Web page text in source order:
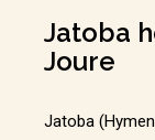
Jatoba
Joure
Jatoba